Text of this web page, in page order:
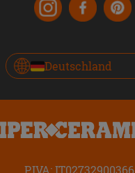
Deutschland
P.IVA: IT02732900366